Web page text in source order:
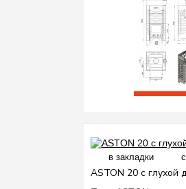
в закладки
ASTON 20 с глухой